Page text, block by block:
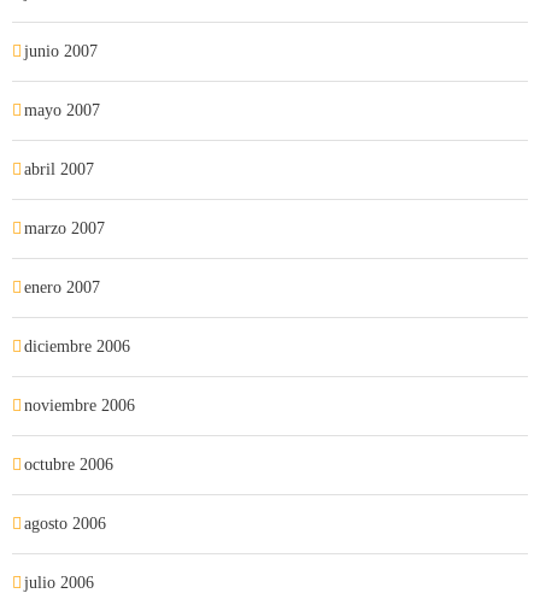
junio 2007
mayo 2007
abril 2007
marzo 2007
enero 2007
diciembre 2006
noviembre 2006
octubre 2006
agosto 2006
julio 2006